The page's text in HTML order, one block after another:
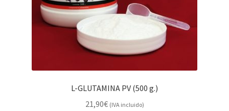
L-GLUTAMINA PV (500 g.)
21,90€ (IVA incluido)